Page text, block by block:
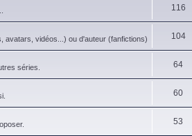
116
avatars, vidéos...) ou d'auteur (fanfictions) 104
séries. 64
60
53